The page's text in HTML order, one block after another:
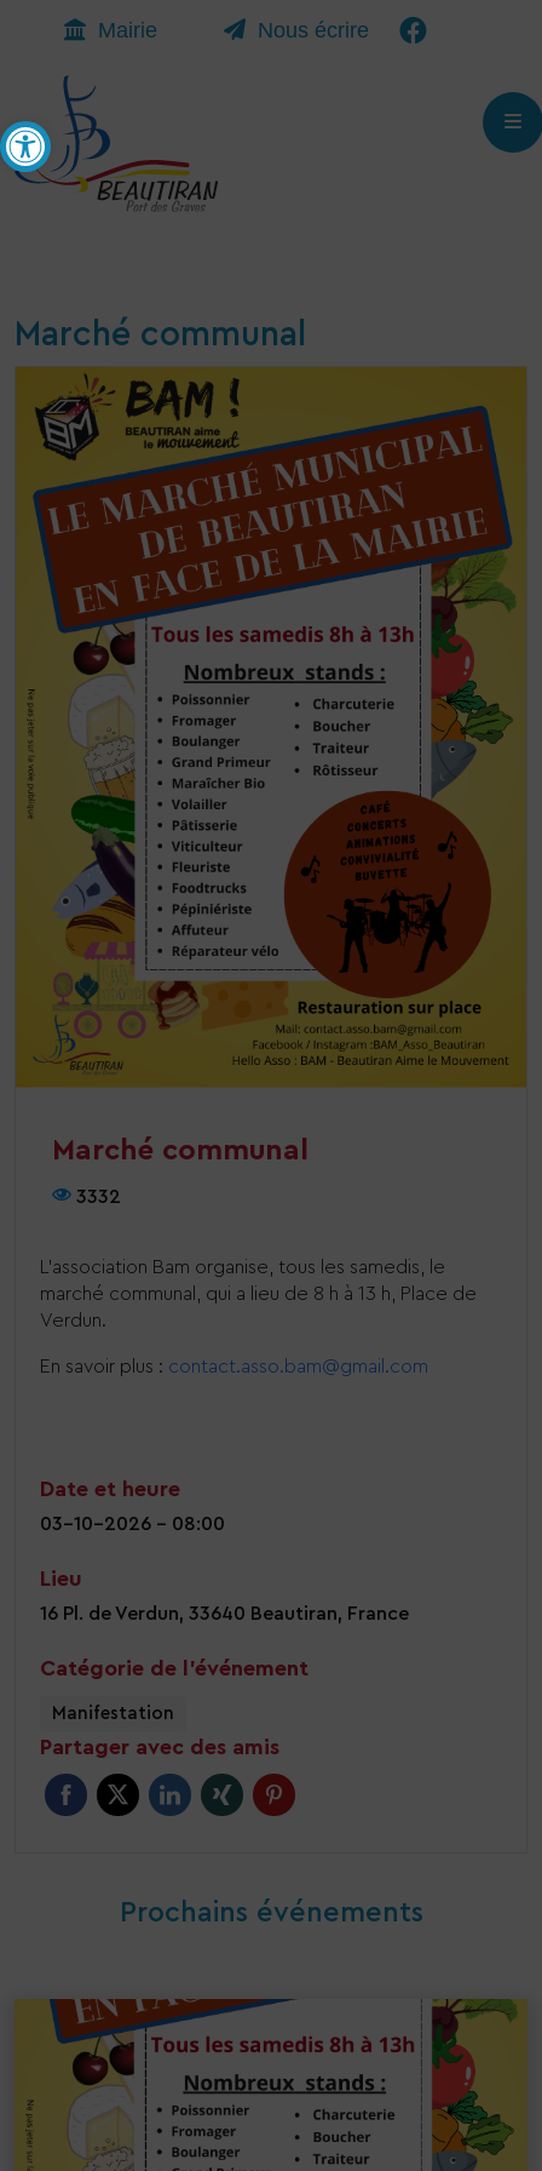
Ouvrir la barre d’outils
Mairie Nous écrire
Marché communal
Marché communal
3332
L’association Bam organise, tous les samedis, le
marché communal, qui a lieu de 8 h à 13 h, Place de
Verdun.
En savoir plus : contact.asso.bam@gmail.com
Date et heure
03-10-2026 - 08:00
Lieu
16 Pl. de Verdun, 33640 Beautiran, France
Catégorie de l'événement
Manifestation
Partager avec des amis
Prochains événements